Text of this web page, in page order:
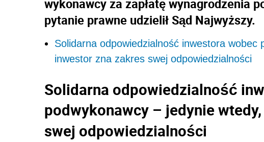
wykonawcy za zapłatę wynagrodzenia
pytanie prawne udzielił Sąd Najwyższy.
Solidarna odpowiedzialność inwestora wobec
inwestor zna zakres swej odpowiedzialności
Solidarna odpowiedzialność
podwykonawcy – jedynie
swej odpowiedzialności